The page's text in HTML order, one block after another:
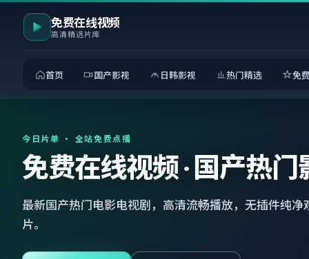
免费在线视频
高清精选片库
首页 国产影视 日韩影视 热门精选 免
今日片单 · 全站免费点播
免费在线视频 · 国产热门
最新国产热门电影电视剧，高清流畅播放，无插件纯净
片。